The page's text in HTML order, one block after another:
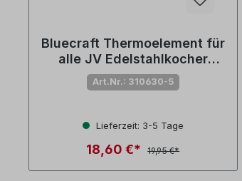
Bluecraft Thermoelement für
alle JV Edelstahlkocher
Turbo
Art.Nr.: 310630-5
Lieferzeit: 3-5 Tage
18,60 €* 19,95 €*